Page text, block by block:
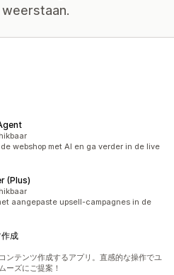
webshop met AI en ga verder in de live
(Plus)
aangepaste upsell-campagnes in de
成
ンテンツ作成するアプリ。直感的な操作でユ
ーズにご提案！